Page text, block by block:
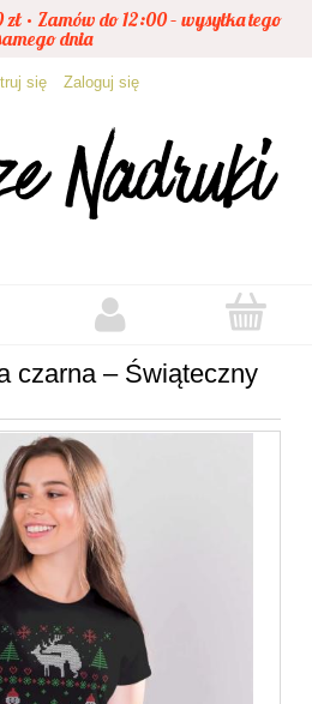
• Zamów do 12:00 – wysyłka tego
dnia
się Zaloguj się
czarna – Świąteczny